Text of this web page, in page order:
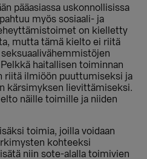
pääasiassa uskonnollisissa
myös sosiaali- ja
on kielletty
mutta tämä kielto ei riitä
Pelkkä haitallisen toiminnan
riitä ilmiöön puuttumiseksi ja
kärsimyksen lievittämiseksi.
näille toimille ja niiden
toimia, joilla voidaan
kohteeksi
niin sote-alalla toimivien